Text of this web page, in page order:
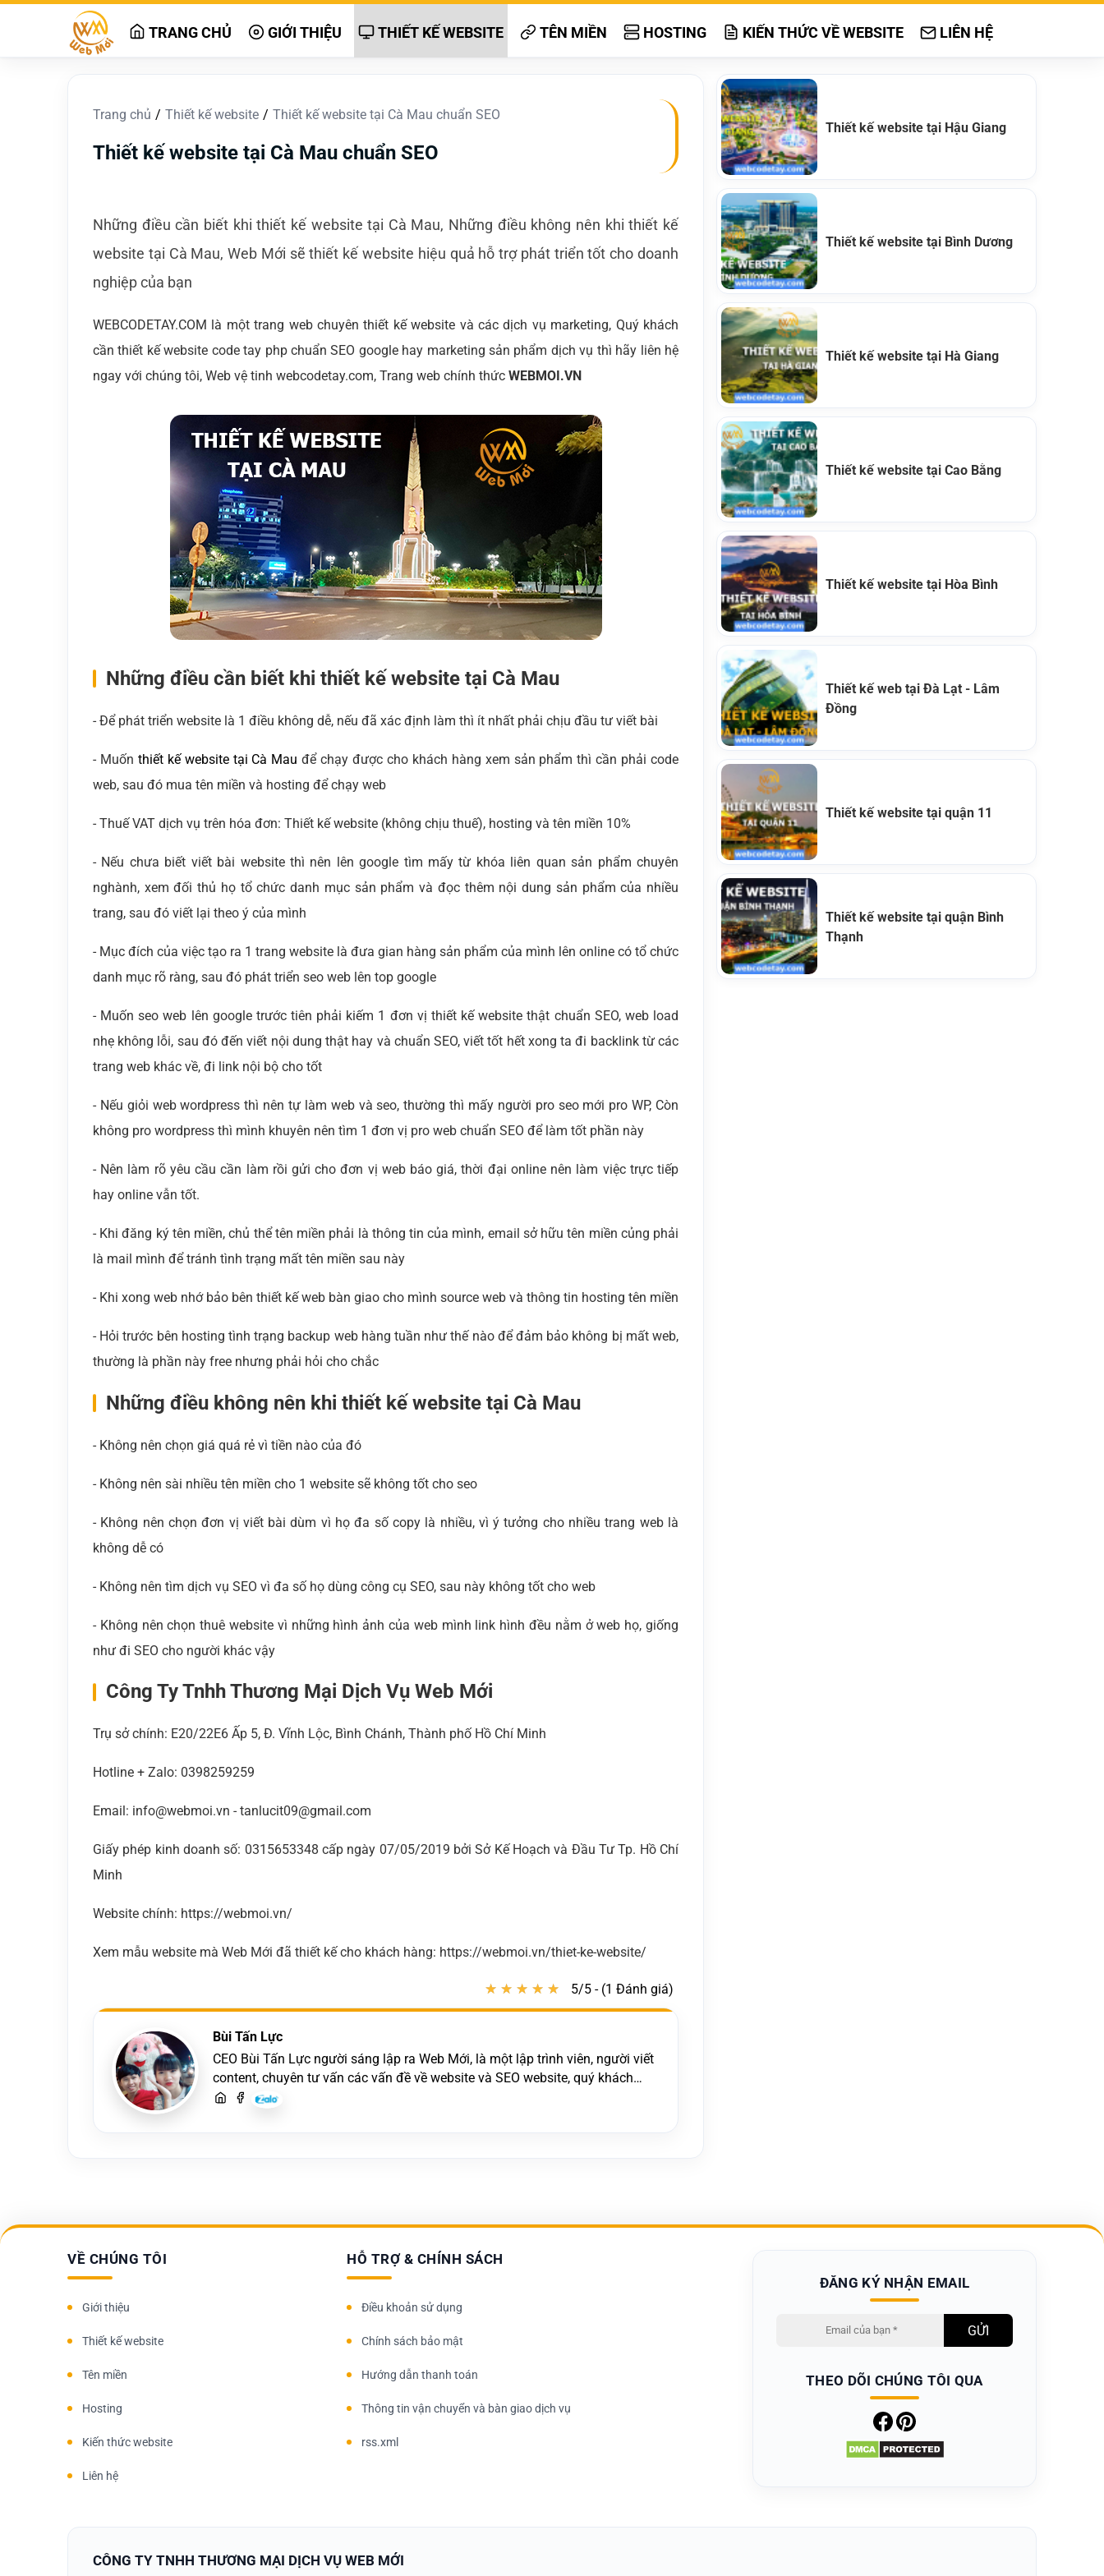
TRANG CHỦ GIỚI THIỆU THIẾT KẾ WEBSITE TÊN MIỀN HOSTING KIẾN THỨC VỀ WEBSITE LIÊN HỆ
Trang chủ Thiết kế website Thiết kế website tại Cà Mau chuẩn SEO
Thiết kế website tại Cà Mau chuẩn SEO
Những điều cần biết khi thiết kế website tại Cà Mau, Những điều không nên khi thiết kế
website tại Cà Mau, Web Mới sẽ thiết kế website hiệu quả hỗ trợ phát triển tốt cho doanh
nghiệp của bạn
WEBCODETAY.COM là một trang web chuyên thiết kế website và các dịch vụ marketing, Quý khách
cần thiết kế website code tay php chuẩn SEO google hay marketing sản phẩm dịch vụ thì hãy liên hệ
ngay với chúng tôi, Web vệ tinh webcodetay.com, Trang web chính thức WEBMOI.VN
Những điều cần biết khi thiết kế website tại Cà Mau
- Để phát triển website là 1 điều không dễ, nếu đã xác định làm thì ít nhất phải chịu đầu tư viết bài
- Muốn thiết kế website tại Cà Mau để chạy được cho khách hàng xem sản phẩm thì cần phải code
web, sau đó mua tên miền và hosting để chạy web
- Thuế VAT dịch vụ trên hóa đơn: Thiết kế website (không chịu thuế), hosting và tên miền 10%
- Nếu chưa biết viết bài website thì nên lên google tìm mấy từ khóa liên quan sản phẩm chuyên
nghành, xem đối thủ họ tổ chức danh mục sản phẩm và đọc thêm nội dung sản phẩm của nhiều
trang, sau đó viết lại theo ý của mình
- Mục đích của việc tạo ra 1 trang website là đưa gian hàng sản phẩm của mình lên online có tổ chức
danh mục rõ ràng, sau đó phát triển seo web lên top google
- Muốn seo web lên google trước tiên phải kiếm 1 đơn vị thiết kế website thật chuẩn SEO, web load
nhẹ không lỗi, sau đó đến viết nội dung thật hay và chuẩn SEO, viết tốt hết xong ta đi backlink từ các
trang web khác về, đi link nội bộ cho tốt
- Nếu giỏi web wordpress thì nên tự làm web và seo, thường thì mấy người pro seo mới pro WP, Còn
không pro wordpress thì mình khuyên nên tìm 1 đơn vị pro web chuẩn SEO để làm tốt phần này
- Nên làm rõ yêu cầu cần làm rồi gửi cho đơn vị web báo giá, thời đại online nên làm việc trực tiếp
hay online vẫn tốt.
- Khi đăng ký tên miền, chủ thể tên miền phải là thông tin của mình, email sở hữu tên miền củng phải
là mail mình để tránh tình trạng mất tên miền sau này
- Khi xong web nhớ bảo bên thiết kế web bàn giao cho mình source web và thông tin hosting tên miền
- Hỏi trước bên hosting tình trạng backup web hàng tuần như thế nào để đảm bảo không bị mất web,
thường là phần này free nhưng phải hỏi cho chắc
Những điều không nên khi thiết kế website tại Cà Mau
- Không nên chọn giá quá rẻ vì tiền nào của đó
- Không nên sài nhiều tên miền cho 1 website sẽ không tốt cho seo
- Không nên chọn đơn vị viết bài dùm vì họ đa số copy là nhiều, vì ý tưởng cho nhiều trang web là
không dễ có
- Không nên tìm dịch vụ SEO vì đa số họ dùng công cụ SEO, sau này không tốt cho web
- Không nên chọn thuê website vì những hình ảnh của web mình link hình đều nằm ở web họ, giống
như đi SEO cho người khác vậy
Công Ty Tnhh Thương Mại Dịch Vụ Web Mới
Trụ sở chính: E20/22E6 Ấp 5, Đ. Vĩnh Lộc, Bình Chánh, Thành phố Hồ Chí Minh
Hotline + Zalo: 0398259259
Email: info@webmoi.vn - tanlucit09@gmail.com
Giấy phép kinh doanh số: 0315653348 cấp ngày 07/05/2019 bởi Sở Kế Hoạch và Đầu Tư Tp. Hồ Chí
Minh
Website chính: https://webmoi.vn/
Xem mẫu website mà Web Mới đã thiết kế cho khách hàng: https://webmoi.vn/thiet-ke-website/
★ ★ ★ ★ ★
★ ★ ★ ★ ★ 5/5 - (1 Đánh giá)
Bùi Tấn Lực
CEO Bùi Tấn Lực người sáng lập ra Web Mới, là một lập trình viên, người viết
content, chuyên tư vấn các vấn đề về website và SEO website, quý khách
hãy liên hệ để trao đổi thiết kế website
Thiết kế website tại Hậu Giang
Thiết kế website tại Bình Dương
Thiết kế website tại Hà Giang
Thiết kế website tại Cao Bằng
Thiết kế website tại Hòa Bình
Thiết kế web tại Đà Lạt - Lâm
Đồng
Thiết kế website tại quận 11
Thiết kế website tại quận Bình
Thạnh
VỀ CHÚNG TÔI
Giới thiệu
Thiết kế website
Tên miền
Hosting
Kiến thức website
Liên hệ
HỖ TRỢ & CHÍNH SÁCH
Điều khoản sử dụng
Chính sách bảo mật
Hướng dẫn thanh toán
Thông tin vận chuyển và bàn giao dịch vụ
rss.xml
ĐĂNG KÝ NHẬN EMAIL
THEO DÕI CHÚNG TÔI QUA
CÔNG TY TNHH THƯƠNG MẠI DỊCH VỤ WEB MỚI